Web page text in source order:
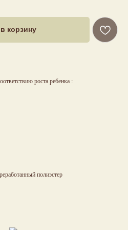
корзину
роста ребенка :
полиэстер